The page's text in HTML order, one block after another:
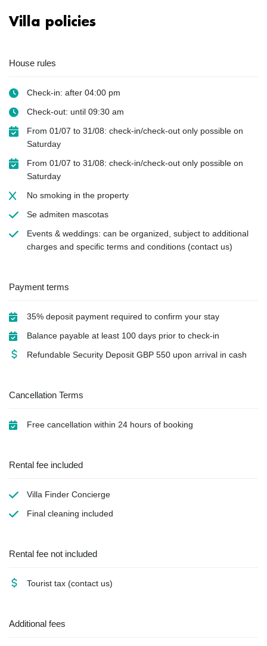
Villa policies
House rules
Check-in: after 04:00 pm
Check-out: until 09:30 am
From 01/07 to 31/08: check-in/check-out only possible on
Saturday
From 01/07 to 31/08: check-in/check-out only possible on
Saturday
No smoking in the property
Se admiten mascotas
Events & weddings: can be organized, subject to additional
charges and specific terms and conditions (contact us)
Payment terms
35% deposit payment required to confirm your stay
Balance payable at least 100 days prior to check-in
Refundable Security Deposit GBP 550 upon arrival in cash
Cancellation Terms
Free cancellation within 24 hours of booking
Rental fee included
Villa Finder Concierge
Final cleaning included
Rental fee not included
Tourist tax (contact us)
Additional fees